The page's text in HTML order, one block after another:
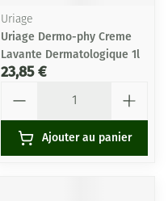
Uriage
Uriage Dermo-phy Creme
Lavante Dermatologique 1l
23,85 €
Ajouter au panier